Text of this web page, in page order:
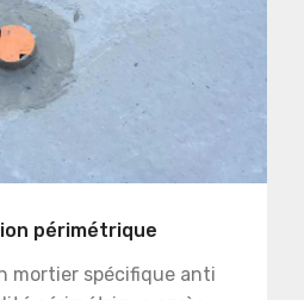
périmétrique
mortier spécifique anti